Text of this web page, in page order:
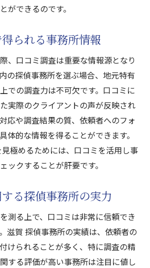
ができるのです。
られる事務所情報
、口コミ調査は重要な情報源となり
の探偵事務所を選ぶ場合、地元特有
での調査力は不可欠です。口コミに
実際のクライアントの声が反映され
応や調査結果の質、依頼者へのフォ
体的な情報を得ることができます。
極めるためには、口コミを活用し事
ックすることが肝要です。
る探偵事務所の実力
測る上で、口コミは非常に信頼でき
滋賀 探偵事務所の実績は、依頼者の
けられることが多く、特に調査の精
する評価が高い事務所は注目に値し